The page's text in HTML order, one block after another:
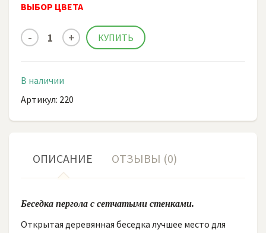
ВЫБОР ЦВЕТА
В наличии
Артикул: 220
ОПИСАНИЕ ОТЗЫВЫ (0)
Беседка пергола с сетчатыми стенками.
Открытая деревянная беседка лучшее место для